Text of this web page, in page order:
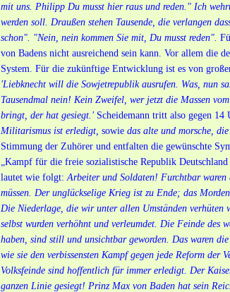
mit uns. Philipp Du musst hier raus und reden." Ich
werden soll. Draußen stehen Tausende, die verlangen
schon". "Nein, nein kommen Sie mit, Du musst reden".
von Badens nicht ausreichend sein kann. Vor allem die
System. Für die zukünftige Entwicklung ist es von
'Liebknecht will die Sowjetrepublik ausrufen. Was, nun
Tausendmal nein! Kein Zweifel, wer jetzt die Massen
bringt, der hat gesiegt.' Scheidemann tritt also gegen 14
Militarismus ist erledigt, sowie das alte und morsche,
Stimmung der Zuhörer und entfalten die gewünschte
„Kampf für die freie sozialistische Republik
lautet wie folgt: Arbeiter und Soldaten! Furchtbar
müssen. Der unglückselige Krieg ist zu Ende; das
Die Niederlage, die wir unter allen Umständen verhüten
selbst wurden verhöhnt und verleumdet. Die Feinde des
haben, sind still und unsichtbar geworden. Das waren
wie sie den verbissensten Kampf gegen jede Reform der
Volksfeinde sind hoffentlich für immer erledigt. Der
ganzen Linie gesiegt! Prinz Max von Baden hat sein